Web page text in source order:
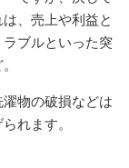
、売上や利益と
ブルといった突
物の破損などは
れます。